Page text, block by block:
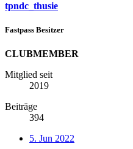
tpndc_thusie
Fastpass Besitzer
CLUBMEMBER
Mitglied seit
2019
Beiträge
394
5. Jun 2022